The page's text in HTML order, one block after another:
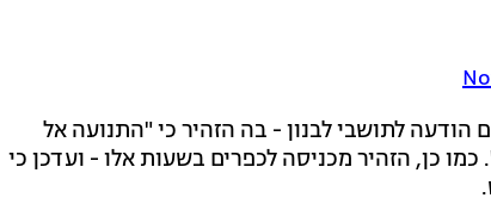
לתושבי לבנון - בה הזהיר כי "התנועה אל
לדרום הליטני אסורה החל מ-17:00 ועד 07:00". כמו כן, הזהיר מכניסה לכפרים בשעות אלו - ועדכן כי